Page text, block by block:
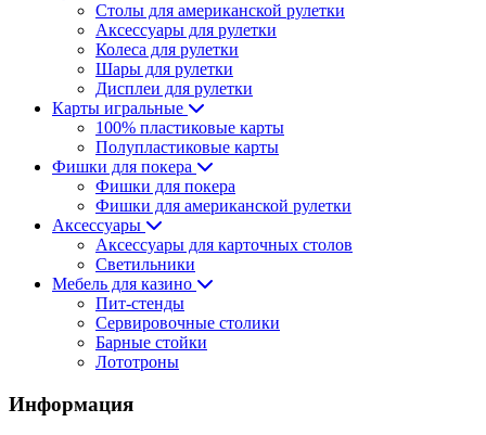
Столы для американской рулетки
Аксессуары для рулетки
Колеса для рулетки
Шары для рулетки
Дисплеи для рулетки
Карты игральные
100% пластиковые карты
Полупластиковые карты
Фишки для покера
Фишки для покера
Фишки для американской рулетки
Аксессуары
Аксессуары для карточных столов
Светильники
Мебель для казино
Пит-стенды
Сервировочные столики
Барные стойки
Лототроны
Информация